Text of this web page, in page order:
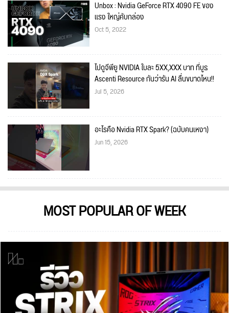
Unbox : Nvidia GeForce RTX 4090 FE ของ
แรง ใหญ่คับกล่อง
Oct 5, 2022
ไปดูจีพียู NVIDIA ใบละ 5XX,XXX บาท ที่บูธ​
Ascenti Resource กันว่ารัน AI ลื่นขนาดไหน!!
Jul 5, 2026
อะไรคือ Nvidia RTX Spark? (ฉบับคนเหงา)
Jun 15, 2026
MOST POPULAR OF WEEK